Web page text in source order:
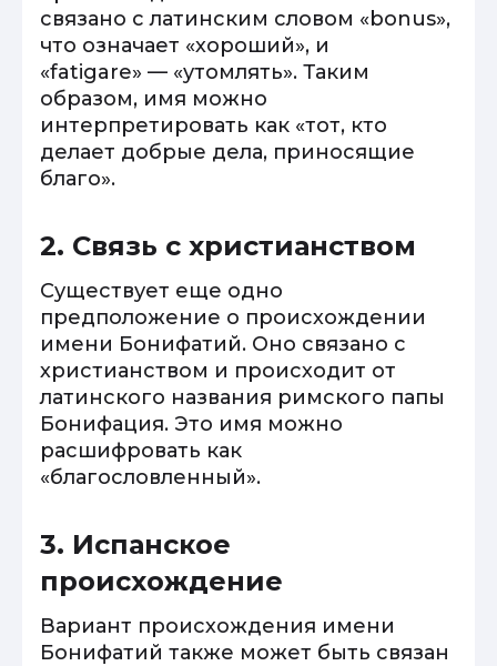
связано с латинским словом «bonus»,
что означает «хороший», и
«fatigare» — «утомлять». Таким
образом, имя можно
интерпретировать как «тот, кто
делает добрые дела, приносящие
благо».
2. Связь с христианством
Существует еще одно
предположение о происхождении
имени Бонифатий. Оно связано с
христианством и происходит от
латинского названия римского папы
Бонифация. Это имя можно
расшифровать как
«благословленный».
3. Испанское
происхождение
Вариант происхождения имени
Бонифатий также может быть связан